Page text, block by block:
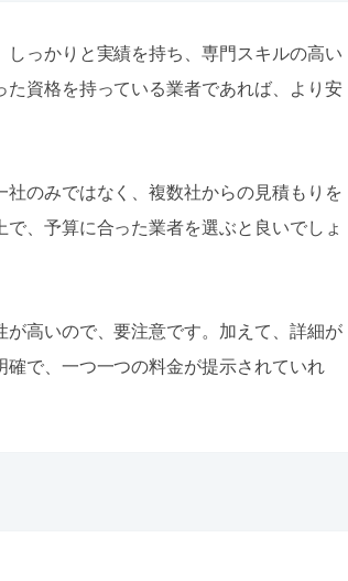
っかりと実績を持ち、専門スキルの高い
資格を持っている業者であれば、より安
のみではなく、複数社からの見積もりを
、予算に合った業者を選ぶと良いでしょ
高いので、要注意です。加えて、詳細が
で、一つ一つの料金が提示されていれ